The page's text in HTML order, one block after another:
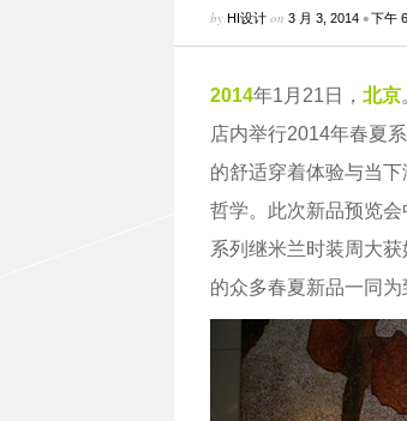
by HI设计on 3 月 3, 2014•下午
2014年1月21日， 北京
店内举行2014年春夏
的舒适穿着体验与当
哲学。此次新品预览
系列继米兰时装周大
的众多春夏新品一同